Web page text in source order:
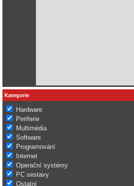
Kategorie
Hardware
Periferie
Multimédia
Software
Programování
Internet
Operační systémy
PC sestavy
Ostatní